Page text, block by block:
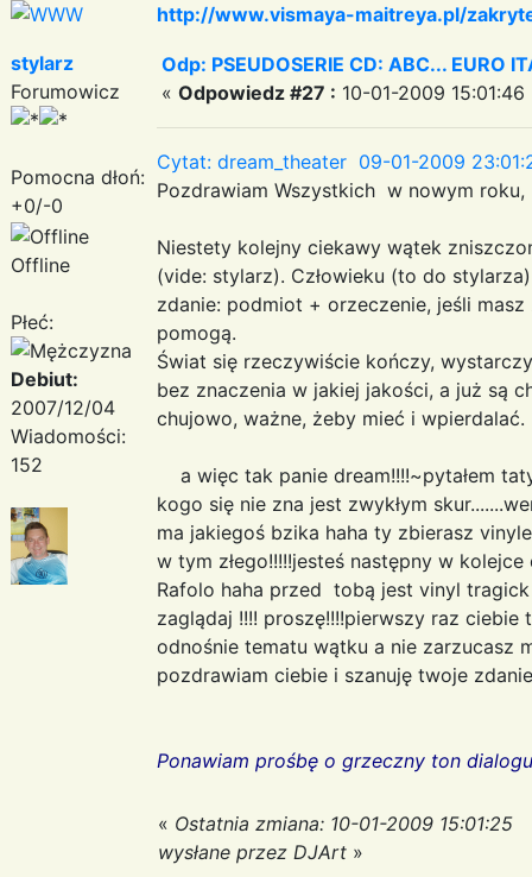
http://www.vismaya-maitreya.pl/
stylarz
Forumowicz
Pomocna dłoń:
+0/-0
Offline
Płeć:
Debiut:
2007/12/04
Wiadomości:
152
Odp: PSEUDOSERIE CD: ABC... EURO
« Odpowiedz #27 : 10-01-2009 15:01:46
Cytat: dream_theater 09-01-2009
Pozdrawiam Wszystkich w nowym roku,
Niestety kolejny ciekawy wątek
(vide: stylarz). Człowieku (to do
zdanie: podmiot + orzeczenie, jeśli
pomogą.
Świat się rzeczywiście kończy,
bez znaczenia w jakiej jakości, a już są
chujowo, ważne, żeby mieć i wpierdalać.
a więc tak panie dream!!!!~pytałem
kogo się nie zna jest zwykłym
ma jakiegoś bzika haha ty zbierasz
w tym złego!!!!!jesteś następny w
Rafolo haha przed tobą jest vinyl
zaglądaj !!!! proszę!!!!pierwszy raz ciebie
odnośnie tematu wątku a nie zarzucasz
pozdrawiam ciebie i szanuję twoje
Ponawiam prośbę o grzeczny ton
« Ostatnia zmiana: 10-01-2009 15:01:25
wysłane przez DJArt »